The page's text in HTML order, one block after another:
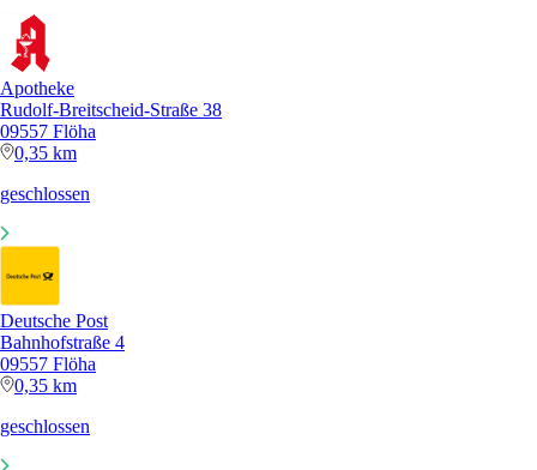
Apotheke
Rudolf-Breitscheid-Straße 38
09557 Flöha
0,35 km
geschlossen
Deutsche Post
Bahnhofstraße 4
09557 Flöha
0,35 km
geschlossen